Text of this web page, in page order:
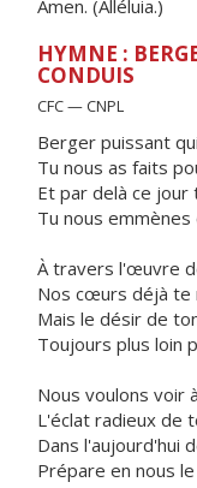
Amen. (Alléluia.)
HYMNE :
CONDUIS
CFC — CNPL
Berger puissant
Tu nous as faits
Et par delà ce
Tu nous
À travers l'œuvre
Nos cœurs déjà te
Mais le désir de
Toujours plus loin
Nous voulons voir
L'éclat radieux de
Dans l'aujourd'hui
Prépare en nous